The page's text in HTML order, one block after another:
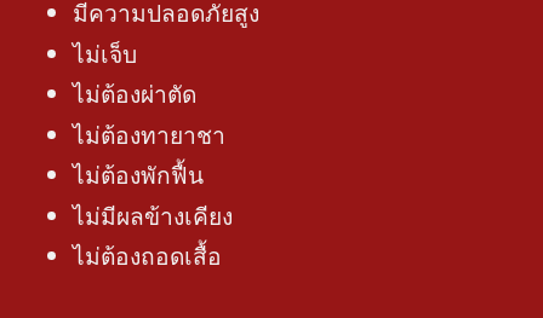
มีความปลอดภัยสูง
ไม่เจ็บ
ไม่ต้องผ่าตัด
ไม่ต้องทายาชา
ไม่ต้องพักฟื้น
ไม่มีผลข้างเคียง
ไม่ต้องถอดเสื้อ